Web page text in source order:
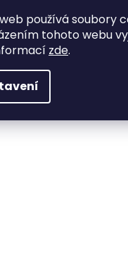
používá soubory
tohoto webu
zde.